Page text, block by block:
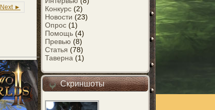
Next ►
Конкурс (2)
Новости (23)
Опрос (1)
Помощь (4)
Превью (8)
Статья (78)
Таверна (1)
Скриншоты